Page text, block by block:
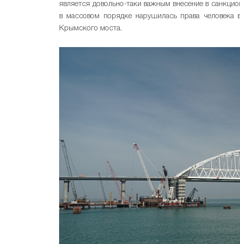
является довольно-таки важным внесение в
в массовом порядке нарушилась права человека
Крымского моста.